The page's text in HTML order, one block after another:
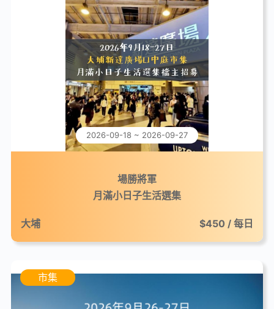
2026-09-18 ~ 2026-09-27
場勝將軍
月滿小日子生活選集
大埔 $450 / 每日
市集